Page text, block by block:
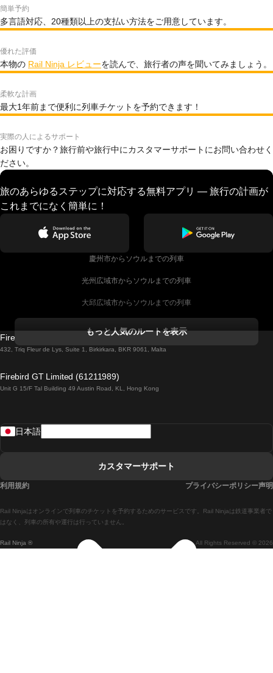
簡単予約
多言語対応、20種類以上の支払い方法をご用意しています。
優れた評価
本物の Rail Ninja レビューを読んで、旅行者の声を聞いてみましょう。
柔軟な計画
最大1年前まで便利に列車チケットを予約できます！
実際の人によるサポート
お困りですか？旅行前や旅行中にカスタマーサポートにお問い合わせく
ださい。
旅のあらゆるステップに対応する無料アプリ — 旅行の計画が
これまでになく簡単に！
慶州市からソウルまでの列車
光州広域市からソウルまでの列車
大邱広域市からソウルまでの列車
ダブリンからゴールウェイまでの列車
ローマからナポリまでの列車
マドリードからセビリアまでの列車
マドリードからアリカンテまでの列車
もっと人気のルートを表示
Firebird GT Limited (OC 1451)
432, Triq Fleur de Lys, Suite 1, Birkirkara, BKR 9061, Malta
Firebird GT Limited (61211989)
Unit G 15/F Tal Building 49 Austin Road, KL, Hong Kong
Rail Ninja ® All Rights Reserved © 2026
Rail Ninjaはオンラインで列車のチケットを予約するためのサービスです。Rail Ninjaは鉄道事業者で
はなく、列車の所有や運行は行っていません。
日本語
カスタマーサポート
利用規約 プライバシーポリシー声明